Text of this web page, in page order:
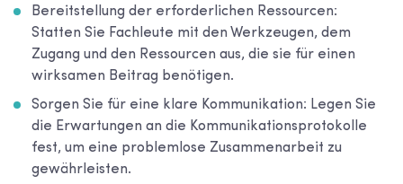
Bereitstellung der erforderlichen Ressourcen:
Statten Sie Fachleute mit den Werkzeugen, dem
Zugang und den Ressourcen aus, die sie für einen
wirksamen Beitrag benötigen.
Sorgen Sie für eine klare Kommunikation: Legen Sie
die Erwartungen an die Kommunikationsprotokolle
fest, um eine problemlose Zusammenarbeit zu
gewährleisten.